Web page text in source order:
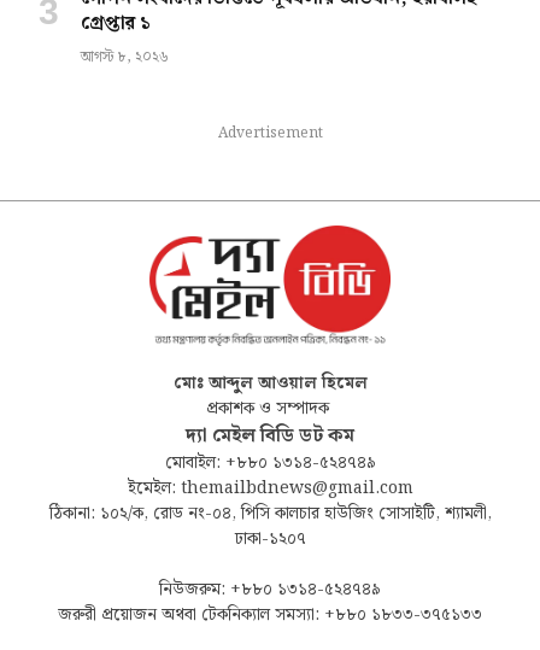
গ্রেপ্তার ১
আগস্ট ৮, ২০২৬
Advertisement
মোঃ আব্দুল আওয়াল হিমেল
প্রকাশক ও সম্পাদক
দ্যা মেইল বিডি ডট কম
মোবাইল: +৮৮০ ১৩১৪-৫২৪৭৪৯
ইমেইল: themailbdnews@gmail.com
ঠিকানা: ১০২/ক, রোড নং-০৪, পিসি কালচার হাউজিং সোসাইটি, শ্যামলী,
ঢাকা-১২০৭
নিউজরুম: +৮৮০ ১৩১৪-৫২৪৭৪৯
জরুরী প্রয়োজন অথবা টেকনিক্যাল সমস্যা: +৮৮০ ১৮৩৩-৩৭৫১৩৩